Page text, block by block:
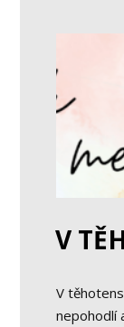
V
V
nepohodlí